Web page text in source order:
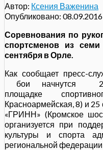
Автор: Ксения Важенина
Опубликовано: 08.09.2016
Соревнования по
спортсменов из
сентября в Орле.
Как сообщает пресс-
бои начнутся
площадке
Красноармейская, 8) и
«ГРИНН» (Кромское
организуется при
культуры и спорта
региональной